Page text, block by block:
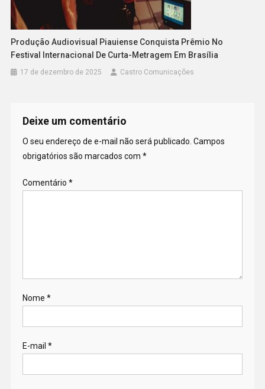
Produção Audiovisual Piauiense Conquista Prêmio No
Festival Internacional De Curta-Metragem Em Brasília
17 de dezembro de 2025 Castro Comunicações
Deixe um comentário
O seu endereço de e-mail não será publicado. Campos
obrigatórios são marcados com *
Comentário *
Nome *
E-mail *